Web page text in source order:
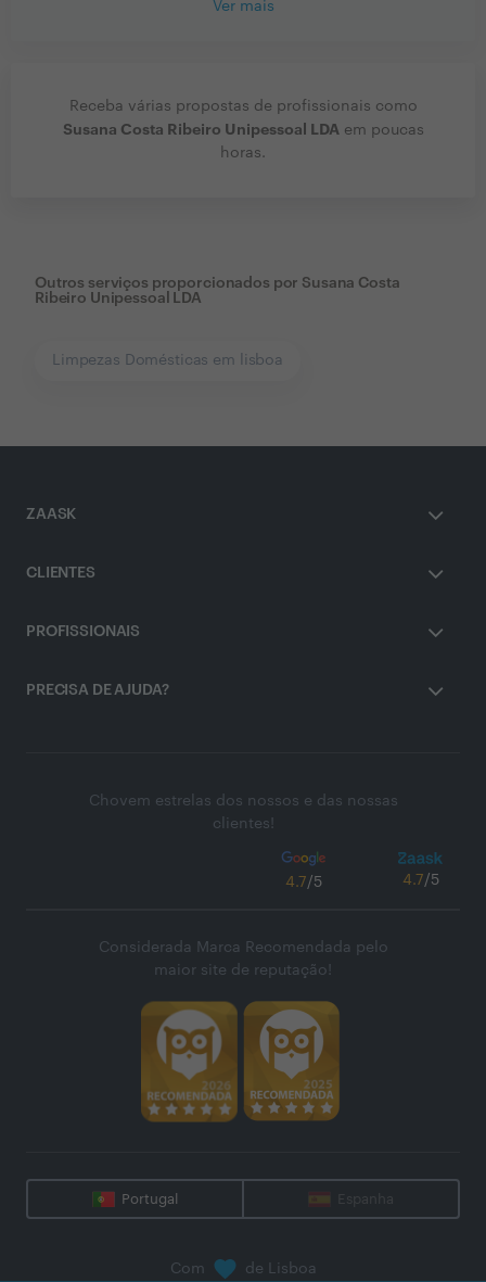
Ver mais
Receba várias propostas de profissionais como
Susana Costa Ribeiro Unipessoal LDAem poucas
horas.
Outros serviços proporcionados por Susana Costa
Ribeiro Unipessoal LDA
Limpezas Domésticas em lisboa
ZAASK
CLIENTES
PROFISSIONAIS
PRECISA DE AJUDA?
Chovem estrelas dos nossos e das nossas
clientes!
4.7/5 4.7/5
Considerada Marca Recomendada pelo
maior site de reputação!
Portugal Espanha
Com de Lisboa